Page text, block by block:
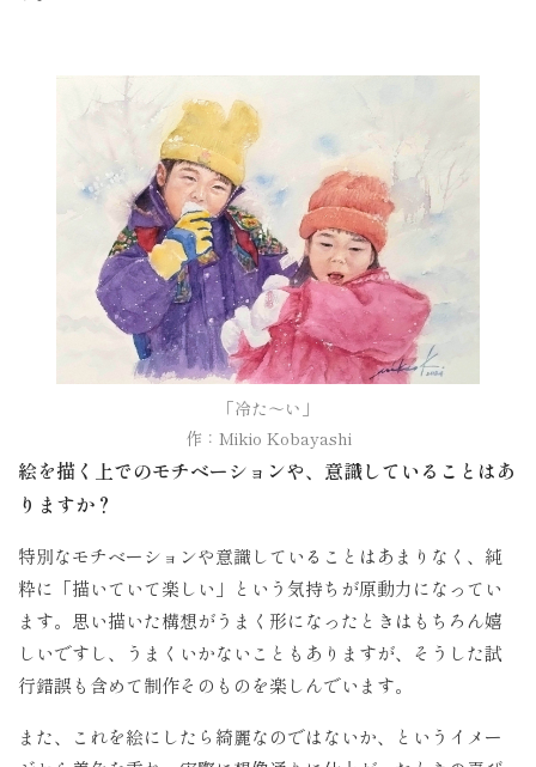
「冷た〜い」
作：Mikio Kobayashi
絵を描く上でのモチベーションや、意識していることはあ
りますか？
特別なモチベーションや意識していることはあまりなく、純
粋に「描いていて楽しい」という気持ちが原動力になってい
ます。思い描いた構想がうまく形になったときはもちろん嬉
しいですし、うまくいかないこともありますが、そうした試
行錯誤も含めて制作そのものを楽しんでいます。
また、これを絵にしたら綺麗なのではないか、というイメー